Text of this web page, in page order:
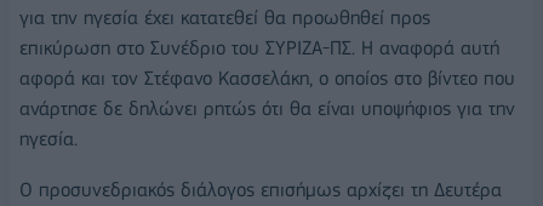
για την ηγεσία έχει κατατεθεί θα προωθηθεί προς
επικύρωση στο Συνέδριο του ΣΥΡΙΖΑ-ΠΣ. Η αναφορά αυτή
αφορά και τον Στέφανο Κασσελάκη, ο οποίος στο βίντεο που
ανάρτησε δε δηλώνει ρητώς ότι θα είναι υποψήφιος για την
ηγεσία.
Ο προσυνεδριακός διάλογος επισήμως αρχίζει τη Δευτέρα